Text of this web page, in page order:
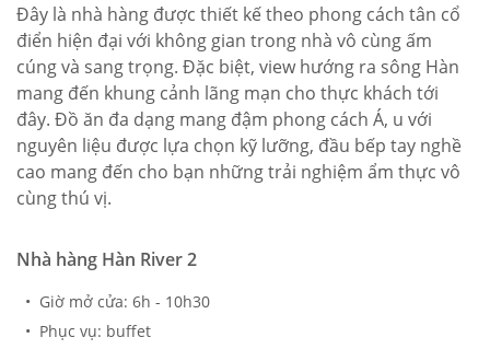
Đây là nhà hàng được thiết kế theo phong cách tân cổ
điển hiện đại với không gian trong nhà vô cùng ấm
cúng và sang trọng. Đặc biệt, view hướng ra sông Hàn
mang đến khung cảnh lãng mạn cho thực khách tới
đây. Đồ ăn đa dạng mang đậm phong cách Á, u với
nguyên liệu được lựa chọn kỹ lưỡng, đầu bếp tay nghề
cao mang đến cho bạn những trải nghiệm ẩm thực vô
cùng thú vị.
Nhà hàng Hàn River 2
• Giờ mở cửa: 6h - 10h30
• Phục vụ: buffet